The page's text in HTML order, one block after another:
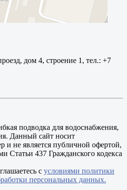
дом 4, строение 1, тел.: +7
подводка для водоснабжения,
Данный сайт носит
и не является публичной офертой,
Статьи 437 Гражданского кодекса
с условиями политики
персональных данных.